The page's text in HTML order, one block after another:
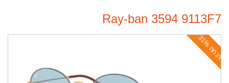
Ray-ban 3594 9113F7
ה
נ
ח
ה
3
1